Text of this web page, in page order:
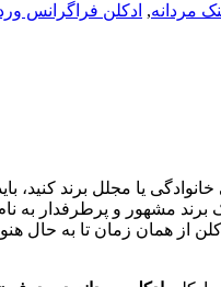
مردانه, ادکلن فراگرانس
یا مجلل برند کنید،
همان زمان تا به حال